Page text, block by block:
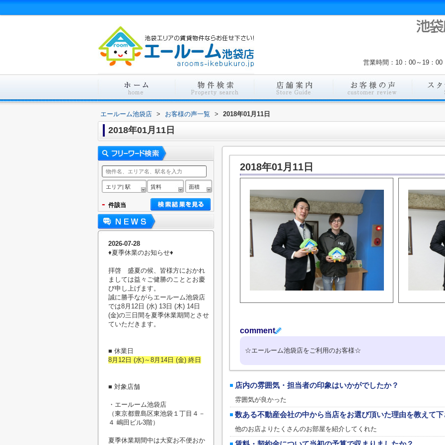
営業時間：10：00～19：
エールーム池袋店 > お客様の声一覧 > 2018年01月11日
2018年01月11日
2018年01月11日
comment
☆エールーム池袋店をご利用のお客様☆
店内の雰囲気・担当者の印象はいかがでしたか？
雰囲気が良かった
数ある不動産会社の中から当店をお選び頂いた理由を教えて
他のお店よりたくさんのお部屋を紹介してくれた
エリア| 駅 賃料 面積
- 件該当
2026-07-28
♦︎夏季休業のお知らせ♦︎
拝啓 盛夏の候、皆様方におかれ
ましては益々ご健勝のこととお慶
び申し上げます。
誠に勝手ながらエールーム池袋店
では8月12日 (水) 13日 (木) 14日
(金)の三日間を夏季休業期間とさせ
ていただきます。
■ 休業日
8月12日 (水)～8月14日 (金) 終日
■ 対象店舗
・エールーム池袋店
（東京都豊島区東池袋１丁目４－
４ 嶋田ビル3階）
夏季休業期間中は大変お不便おか